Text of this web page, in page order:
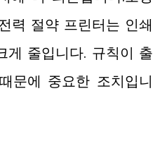
력 절약 프린터는 인쇄
게 줄입니다. 규칙이 출
문에 중요한 조치입니